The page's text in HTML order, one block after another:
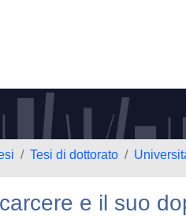
Tesi di dottorato
e il suo